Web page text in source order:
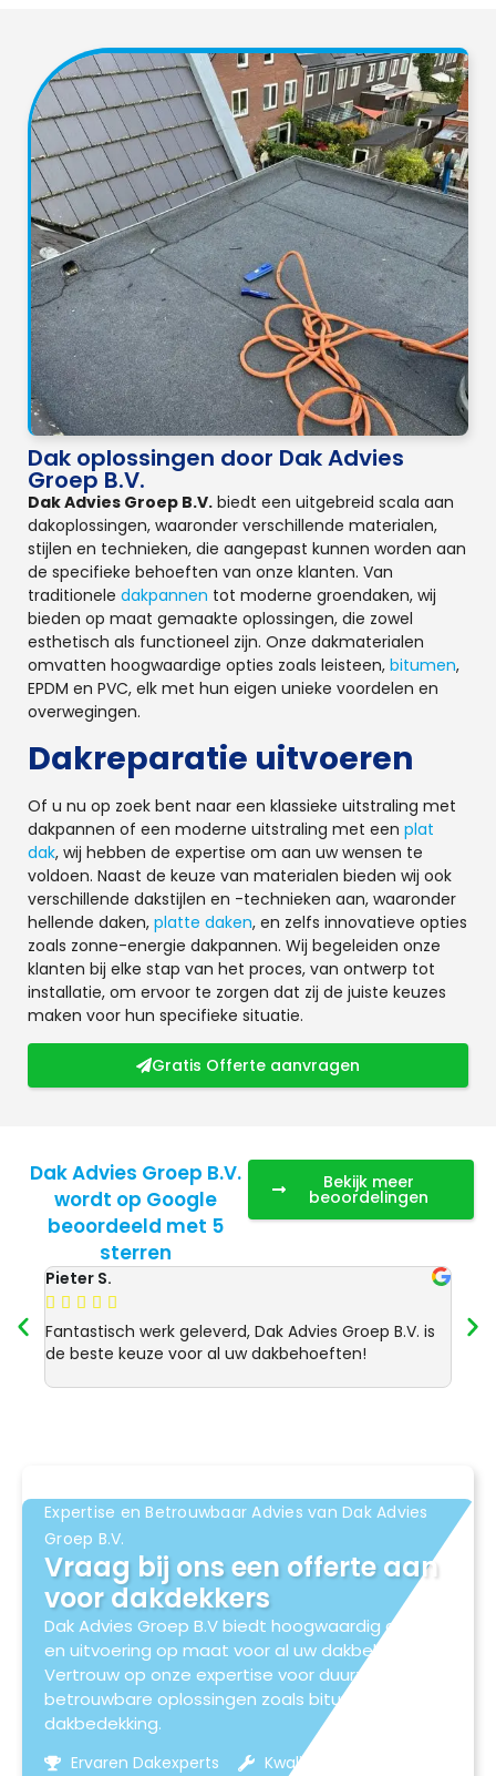
Dak oplossingen door Dak Advies
Groep B.V.
Dak Advies Groep B.V. biedt een uitgebreid scala aan
dakoplossingen, waaronder verschillende materialen,
stijlen en technieken, die aangepast kunnen worden aan
de specifieke behoeften van onze klanten. Van
traditionele dakpannen tot moderne groendaken, wij
bieden op maat gemaakte oplossingen, die zowel
esthetisch als functioneel zijn. Onze dakmaterialen
omvatten hoogwaardige opties zoals leisteen, bitumen,
EPDM en PVC, elk met hun eigen unieke voordelen en
overwegingen.
Dakreparatie uitvoeren
Of u nu op zoek bent naar een klassieke uitstraling met
dakpannen of een moderne uitstraling met een plat
dak, wij hebben de expertise om aan uw wensen te
voldoen. Naast de keuze van materialen bieden wij ook
verschillende dakstijlen en -technieken aan, waaronder
hellende daken, platte daken, en zelfs innovatieve opties
zoals zonne-energie dakpannen. Wij begeleiden onze
klanten bij elke stap van het proces, van ontwerp tot
installatie, om ervoor te zorgen dat zij de juiste keuzes
maken voor hun specifieke situatie.
Gratis Offerte aanvragen
Dak Advies Groep B.V.
wordt op Google
beoordeeld met 5
sterren
Bekijk meer
beoordelingen
Pieter S.
    
Fantastisch werk geleverd, Dak Advies Groep B.V. is
de beste keuze voor al uw dakbehoeften!
Expertise en Betrouwbaar Advies van Dak Advies
Groep B.V.
Vraag bij ons een offerte aan
voor dakdekkers
Dak Advies Groep B.V biedt hoogwaardig advies
en uitvoering op maat voor al uw dakbehoeften.
Vertrouw op onze expertise voor duurzame en
betrouwbare oplossingen zoals bitumen
dakbedekking.
Ervaren Dakexperts
Kwaliteitsmaterialen